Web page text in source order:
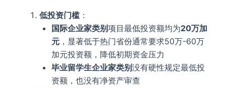
低投资门槛：
国际企业家类别项目最低投资额均为20万加
元 ，显著低于热门省份通常要求50万-60万
加元投资额，降低初期资金压力
毕业留学生企业家类别没有硬性规定最低投
资额，也没有净资产审查